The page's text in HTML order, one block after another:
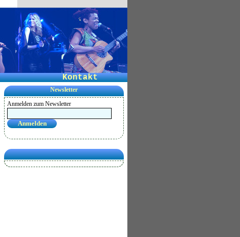
Kontakt
Newsletter
Anmelden zum Newsletter